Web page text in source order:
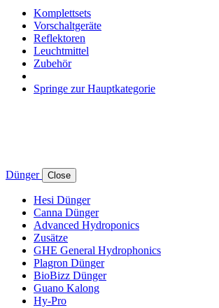
Komplettsets
Vorschaltgeräte
Reflektoren
Leuchtmittel
Zubehör
Springe zur Hauptkategorie
Dünger Close
Hesi Dünger
Canna Dünger
Advanced Hydroponics
Zusätze
GHE General Hydrophonics
Plagron Dünger
BioBizz Dünger
Guano Kalong
Hy-Pro